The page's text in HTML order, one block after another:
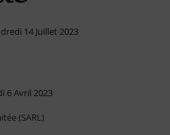
14 Juillet 2023
6 Avril 2023
(SARL)